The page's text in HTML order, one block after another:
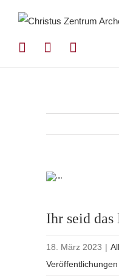
springen
Ihr seid
18. März 2023 |
Veröffentlichungen